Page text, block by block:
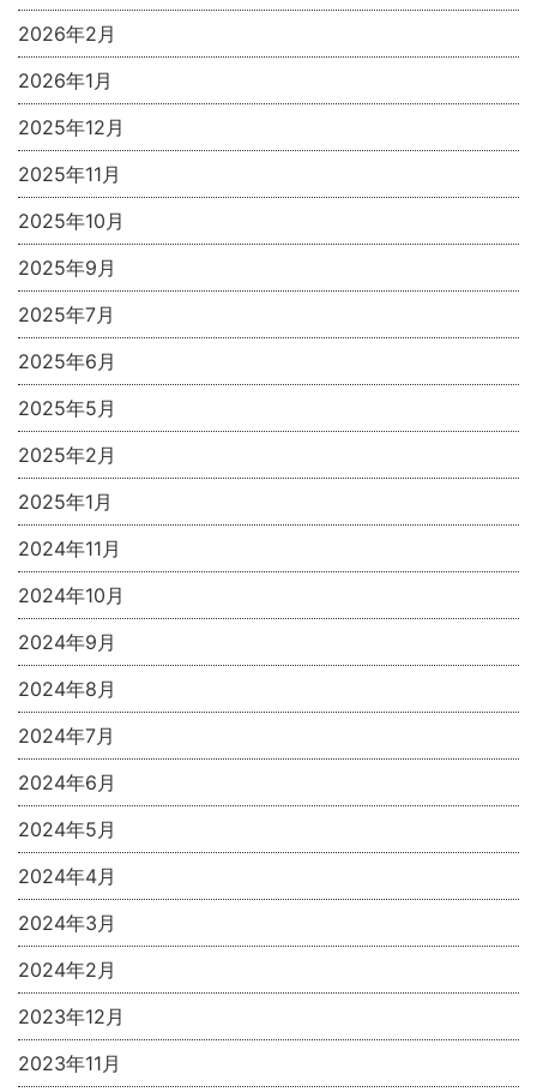
2026年2月
2026年1月
2025年12月
2025年11月
2025年10月
2025年9月
2025年7月
2025年6月
2025年5月
2025年2月
2025年1月
2024年11月
2024年10月
2024年9月
2024年8月
2024年7月
2024年6月
2024年5月
2024年4月
2024年3月
2024年2月
2023年12月
2023年11月